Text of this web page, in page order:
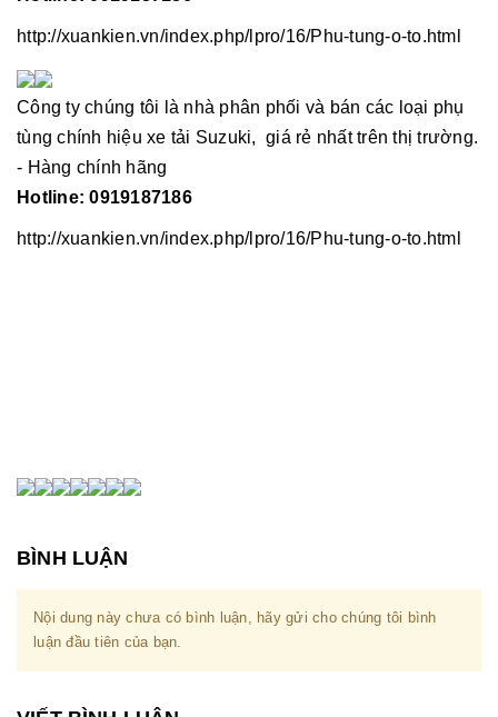
http://xuankien.vn/index.php/lpro/16/Phu-tung-o-to.html
Công ty chúng tôi là nhà phân phối và bán các loại phụ
tùng chính hiệu xe tải Suzuki, giá rẻ nhất trên thị trường.
- Hàng chính hãng
Hotline: 0919187186
http://xuankien.vn/index.php/lpro/16/Phu-tung-o-to.html
BÌNH LUẬN
Nội dung này chưa có bình luận, hãy gửi cho chúng tôi bình
luận đầu tiên của bạn.